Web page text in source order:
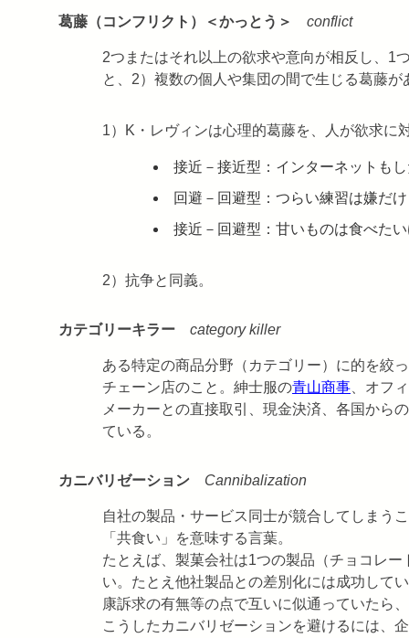
葛藤（コンフリクト）＜かっとう＞ conflict
2つまたはそれ以上の欲求や意向が相反し、1
と、2）複数の個人や集団の間で生じる葛藤が
1）K・レヴィンは心理的葛藤を、人が欲求に
接近－接近型：インターネットも
回避－回避型：つらい練習は嫌だ
接近－回避型：甘いものは食べた
2）抗争と同義。
カテゴリーキラー category killer
ある特定の商品分野（カテゴリー）に的を絞
チェーン店のこと。紳士服の青山商事 、オフ
メーカーとの直接取引、現金決済、各国から
ている。
カニバリゼーション Cannibalization
自社の製品・サービス同士が競合してしまう
「共食い」を意味する言葉。
たとえば、製菓会社は1つの製品（チョコレ
い。たとえ他社製品との差別化には成功して
康訴求の有無等の点で互いに似通っていたら
こうしたカニバリゼーションを避けるには、